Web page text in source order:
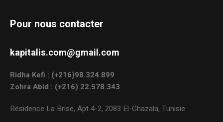
Pour nous contacter
kapitalis.com@gmail.com
Ridha Kefi : (+216)98.324.899
Zohra Abid : (+216) 22.578.343
Résidence La Brise, Apt 4-2, 2083 El-Ghazala, Tunisie.